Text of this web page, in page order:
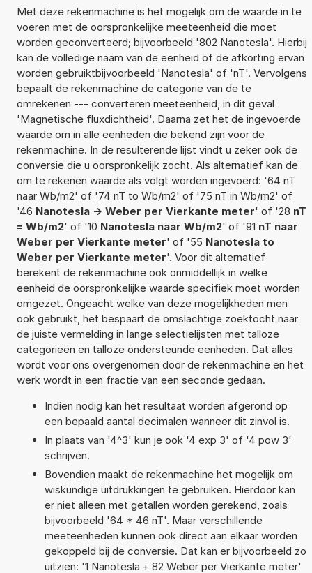
Met deze rekenmachine is het mogelijk om de waarde in te
voeren met de oorspronkelijke meeteenheid die moet
worden geconverteerd; bijvoorbeeld '802 Nanotesla'. Hierbij
kan de volledige naam van de eenheid of de afkorting ervan
worden gebruiktbijvoorbeeld 'Nanotesla' of 'nT'. Vervolgens
bepaalt de rekenmachine de categorie van de te
omrekenen --- converteren meeteenheid, in dit geval
'Magnetische fluxdichtheid'. Daarna zet het de ingevoerde
waarde om in alle eenheden die bekend zijn voor de
rekenmachine. In de resulterende lijst vindt u zeker ook de
conversie die u oorspronkelijk zocht. Als alternatief kan de
om te rekenen waarde als volgt worden ingevoerd: '64 nT
naar Wb/m2' of '74 nT to Wb/m2' of '75 nT in Wb/m2' of
'46 Nanotesla -> Weber per Vierkante meter' of '28 nT
= Wb/m2' of '10 Nanotesla naar Wb/m2' of '91 nT naar
Weber per Vierkante meter' of '55 Nanotesla to
Weber per Vierkante meter'. Voor dit alternatief
berekent de rekenmachine ook onmiddellijk in welke
eenheid de oorspronkelijke waarde specifiek moet worden
omgezet. Ongeacht welke van deze mogelijkheden men
ook gebruikt, het bespaart de omslachtige zoektocht naar
de juiste vermelding in lange selectielijsten met talloze
categorieën en talloze ondersteunde eenheden. Dat alles
wordt voor ons overgenomen door de rekenmachine en het
werk wordt in een fractie van een seconde gedaan.
Indien nodig kan het resultaat worden afgerond op
een bepaald aantal decimalen wanneer dit zinvol is.
In plaats van '4^3' kun je ook '4 exp 3' of '4 pow 3'
schrijven.
Bovendien maakt de rekenmachine het mogelijk om
wiskundige uitdrukkingen te gebruiken. Hierdoor kan
er niet alleen met getallen worden gerekend, zoals
bijvoorbeeld '64 * 46 nT'. Maar verschillende
meeteenheden kunnen ook direct aan elkaar worden
gekoppeld bij de conversie. Dat kan er bijvoorbeeld zo
uitzien: '1 Nanotesla + 82 Weber per Vierkante meter'